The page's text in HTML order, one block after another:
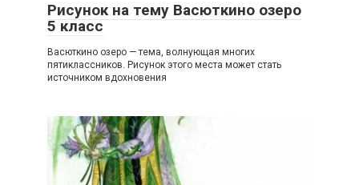
Рисунок на тему Васюткино озеро
5 класс
Васюткино озеро — тема, волнующая многих
пятиклассников. Рисунок этого места может стать
источником вдохновения